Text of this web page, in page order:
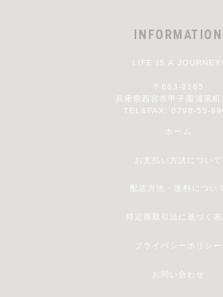
INFORMATION
LIFE IS A JOURNEY!
〒663-8165
兵庫県西宮市甲子園浦風
TEL&FAX: 0798-55-
ホーム
お支払い方法について
配送方法・送料につい
特定商取引法に基づく表
プライバシーポリシー
お問い合わせ